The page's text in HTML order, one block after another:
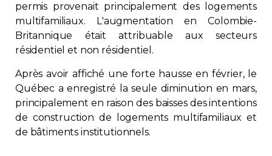
permis provenait principalement des logements
multifamiliaux. L'augmentation en Colombie-
Britannique était attribuable aux secteurs
résidentiel et non résidentiel.
Après avoir affiché une forte hausse en février, le
Québec a enregistré la seule diminution en mars,
principalement en raison des baisses des intentions
de construction de logements multifamiliaux et
de bâtiments institutionnels.